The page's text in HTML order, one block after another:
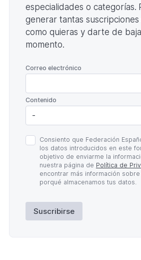
especialidades o categorías.
generar tantas
como quieras y darte de
momento.
Correo electrónico
Contenido
Política
de
Privacidad
Consiento que Federación
los datos introducidos en este
objetivo de enviarme la
nuestra página de Política de
encontrar más información
porqué almacenamos tus datos.
Suscribirse